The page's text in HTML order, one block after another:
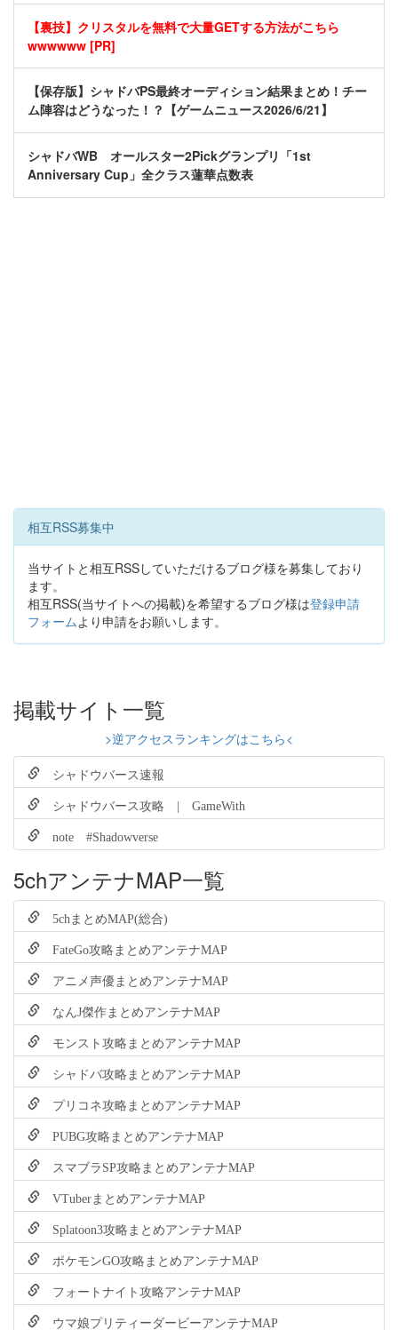
【裏技】クリスタルを無料で大量GETする方法がこちら
wwwwww [PR]
【保存版】シャドバPS最終オーディション結果まとめ！チー
ム陣容はどうなった！？【ゲームニュース2026/6/21】
シャドバWB オールスター2Pickグランプリ「1st
Anniversary Cup」全クラス蓮華点数表
相互RSS募集中
当サイトと相互RSSしていただけるブログ様を募集しており
ます。
相互RSS(当サイトへの掲載)を希望するブログ様は登録申請
フォームより申請をお願いします。
掲載サイト一覧
>逆アクセスランキングはこちら<
シャドウバース速報
シャドウバース攻略 | GameWith
note #Shadowverse
5chアンテナMAP一覧
5chまとめMAP(総合)
FateGo攻略まとめアンテナMAP
アニメ声優まとめアンテナMAP
なんJ傑作まとめアンテナMAP
モンスト攻略まとめアンテナMAP
シャドバ攻略まとめアンテナMAP
プリコネ攻略まとめアンテナMAP
PUBG攻略まとめアンテナMAP
スマブラSP攻略まとめアンテナMAP
VTuberまとめアンテナMAP
Splatoon3攻略まとめアンテナMAP
ポケモンGO攻略まとめアンテナMAP
フォートナイト攻略アンテナMAP
ウマ娘プリティーダービーアンテナMAP